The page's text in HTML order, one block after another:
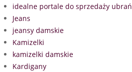
idealne portale do sprzedaży ubrań
Jeans
jeansy damskie
Kamizelki
kamizelki damskie
Kardigany